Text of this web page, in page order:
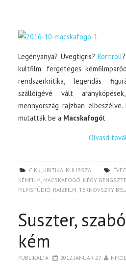
Legényanya? Üvegtigris?Kontroll
kultfilm: fergeteges
rendszerkritika, legendás
szállóigévé vált
mennyország rajzban
mutatták be a Macskafogót.
Olvasd
CIKK KRITIKA KULISSZA
KÉMFILM MACSKAFOGÓ NÉGY
FILMSTÚDIÓ RAJZFILM ,TERNOVSZKY
Suszter,
kém
PUBLIKÁLTA 2012. JANUÁR 27.